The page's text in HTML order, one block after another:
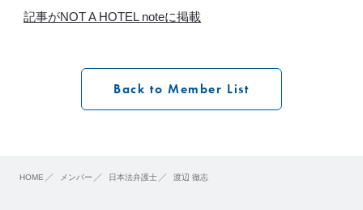
記事がNOT A HOTEL noteに掲載
Back to Member List
HOME メンバー 日本法弁護士 渡辺 徹志